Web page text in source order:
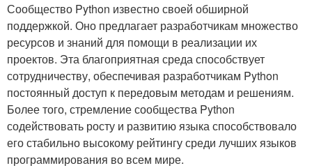
Сообщество Python известно своей обширной
поддержкой. Оно предлагает разработчикам множество
ресурсов и знаний для помощи в реализации их
проектов. Эта благоприятная среда способствует
сотрудничеству, обеспечивая разработчикам Python
постоянный доступ к передовым методам и решениям.
Более того, стремление сообщества Python
содействовать росту и развитию языка способствовало
его стабильно высокому рейтингу среди лучших языков
программирования во всем мире.